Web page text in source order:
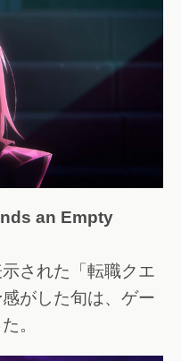
an Empty
された「転職クエ
がした旬は、ゲー
。